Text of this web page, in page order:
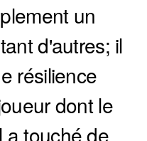
un
d'autres; il
résilience
dont le
a touché de